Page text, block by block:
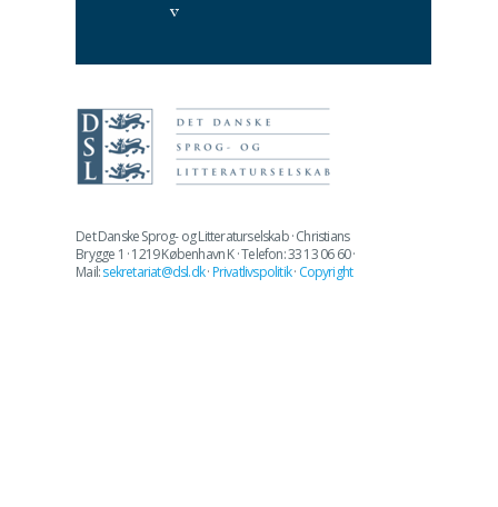
v
Det Danske Sprog- og Litteraturselskab · Christians
Brygge 1 · 1219 København K · Telefon: 33 13 06 60 ·
Mail:sekretariat@dsl.dk· Privatlivspolitik· Copyright